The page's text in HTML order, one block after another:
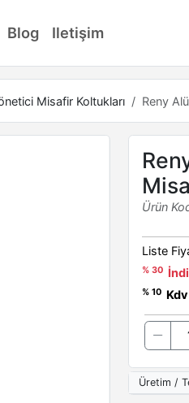
Blog Iletişim
Misafir Koltukları Reny
Ürün
Liste
% 30
% 10
Üretim /